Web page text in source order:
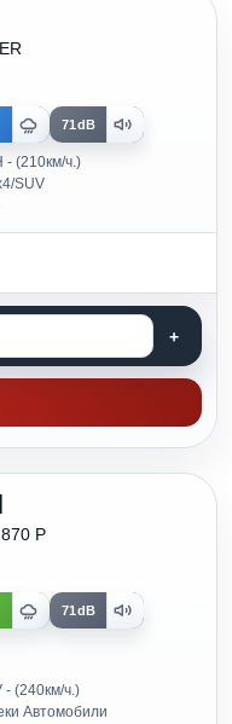
71dB
- (210км/ч.)
SUV
P
71dB
- (240км/ч.)
Автомобили